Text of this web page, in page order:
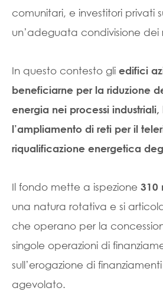
comunitari, e investitori privati
un’adeguata condivisione dei
In questo contesto gli edifici
beneficiarne per la riduzione
energia nei processi
l’ampliamento di reti per il
riqualificazione energetica
Il fondo mette a ispezione 310
una natura rotativa e si
che operano per la
singole operazioni di
sull’erogazione di
agevolato.